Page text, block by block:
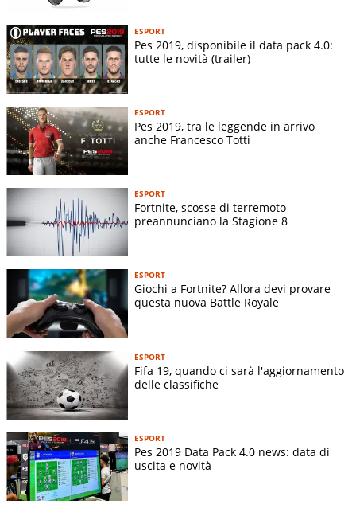
ESPORT
Pes 2019, disponibile il data pack 4.0:
tutte le novità (trailer)
ESPORT
Pes 2019, tra le leggende in arrivo
anche Francesco Totti
ESPORT
Fortnite, scosse di terremoto
preannunciano la Stagione 8
ESPORT
Giochi a Fortnite? Allora devi provare
questa nuova Battle Royale
ESPORT
Fifa 19, quando ci sarà l'aggiornamento
delle classifiche
ESPORT
Pes 2019 Data Pack 4.0 news: data di
uscita e novità